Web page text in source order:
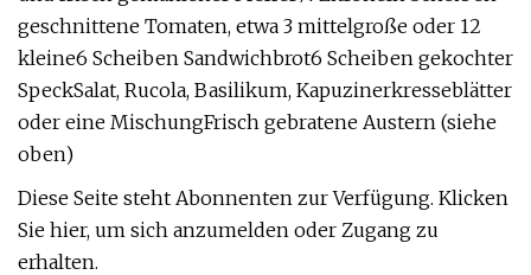
geschnittene Tomaten, etwa 3 mittelgroße oder 12
kleine6 Scheiben Sandwichbrot6 Scheiben gekochter
SpeckSalat, Rucola, Basilikum, Kapuzinerkresseblätter
oder eine MischungFrisch gebratene Austern (siehe
oben)
Diese Seite steht Abonnenten zur Verfügung. Klicken
Sie hier, um sich anzumelden oder Zugang zu
erhalten.